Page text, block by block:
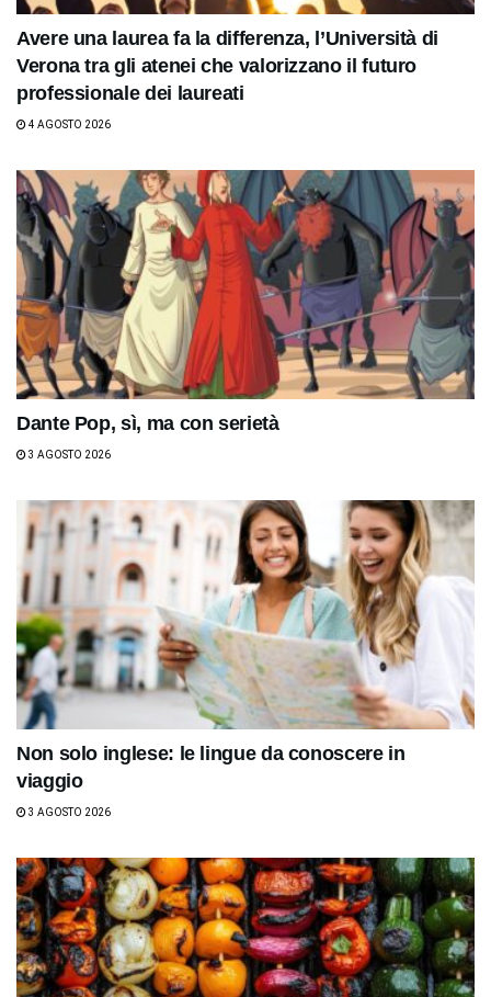
Avere una laurea fa la differenza, l’Università di
Verona tra gli atenei che valorizzano il futuro
professionale dei laureati
4 AGOSTO 2026
Dante Pop, sì, ma con serietà
3 AGOSTO 2026
Non solo inglese: le lingue da conoscere in
viaggio
3 AGOSTO 2026